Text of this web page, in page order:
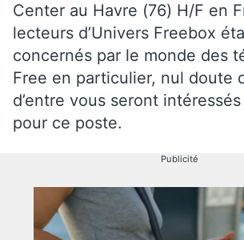
Center au Havre (76) H/F en
lecteurs d’Univers Freebox
concernés par le monde des
Free en particulier, nul doute
d’entre vous seront
pour ce poste.
Publicité